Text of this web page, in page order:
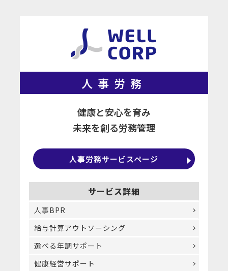
人事労務
健康と安心を育み
未来を創る労務管理
人事労務サービスページ
サービス詳細
人事BPR
給与計算アウトソーシング
選べる年調サポート
健康経営サポート